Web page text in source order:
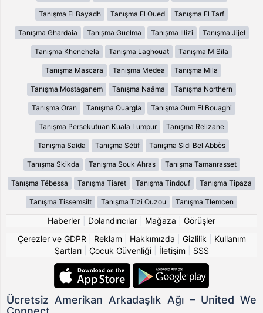
Tanışma El Bayadh Tanışma El Oued Tanışma El Tarf
Tanışma Ghardaia Tanışma Guelma Tanışma Illizi Tanışma Jijel
Tanışma Khenchela Tanışma Laghouat Tanışma M Sila
Tanışma Mascara Tanışma Medea Tanışma Mila
Tanışma Mostaganem Tanışma Naâma Tanışma Northern
Tanışma Oran Tanışma Ouargla Tanışma Oum El Bouaghi
Tanışma Persekutuan Kuala Lumpur Tanışma Relizane
Tanışma Saida Tanışma Sétif Tanışma Sidi Bel Abbès
Tanışma Skikda Tanışma Souk Ahras Tanışma Tamanrasset
Tanışma Tébessa Tanışma Tiaret Tanışma Tindouf Tanışma Tipaza
Tanışma Tissemsilt Tanışma Tizi Ouzou Tanışma Tlemcen
Haberler Dolandırıcılar Mağaza
Görüşler
Çerezler ve GDPR
Reklam Hakkımızda Gizlilik
Kullanım
Şartları| Çocuk Güvenliği| İletişim SSS
Ücretsiz Amerikan Arkadaşlık Ağı – United We